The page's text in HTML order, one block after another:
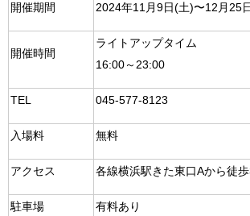
開催期間 2024年11月9日(土)〜12月25
開催時間
ライトアップタイム
16:00～23:00
TEL 045-577-8123
入場料 無料
アクセス 各線横浜駅きた東口Aから徒
駐車場 有料あり